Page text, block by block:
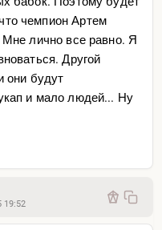
чемпион Артем
лично все равно. Я
Другой
они будут
и мало людей... Ну
19:52